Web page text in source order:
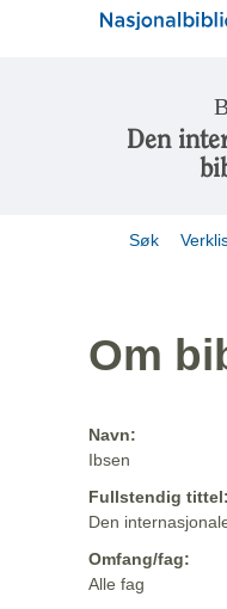
Den
Søk
Om
Navn:
Ibsen
Fullstendig tittel:
Den
Omfang/fag:
Alle fag